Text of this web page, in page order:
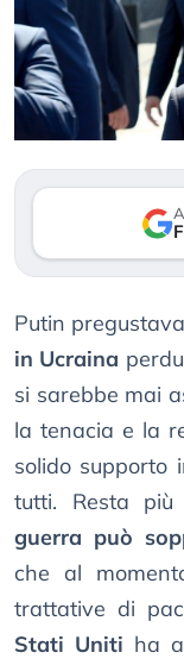
Putin
in Ucraina
si sarebbe mai
la tenacia e la
solido supporto
tutti. Resta
guerra può
che al
trattative di
Stati Uniti ha